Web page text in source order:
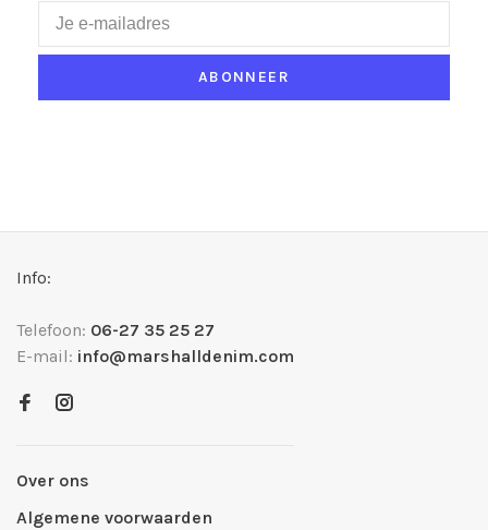
ABONNEER
Info:
Telefoon: 06-27 35 25 27
E-mail: info@marshalldenim.com
Over ons
Algemene voorwaarden